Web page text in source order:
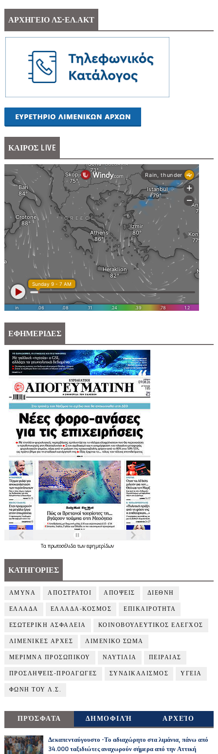
ΑΡΧΗΓΕΙΟ ΛΣ-ΕΛ.ΑΚΤ
ΚΑΙΡΟΣ LIVE
ΕΦΗΜΕΡΙΔΕΣ
Τα πρωτοσέλιδατων εφημερίδων
ΚΑΤΗΓΟΡΙΕΣ
ΑΜΥΝΑ ΑΠΟΣΤΡΑΤΟΙ ΑΠΟΨΕΙΣ ΔΙΕΘΝΗ
ΕΛΛΑΔΑ ΕΛΛΑΔΑ-ΚΟΣΜΟΣ ΕΠΙΚΑΙΡΟΤΗΤΑ
ΕΣΩΤΕΡΙΚΗ ΑΣΦΑΛΕΙΑ ΚΟΙΝΟΒΟΥΛΕΥΤΙΚΟΣ ΕΛΕΓΧΟΣ
ΛΙΜΕΝΙΚΕΣ ΑΡΧΕΣ ΛΙΜΕΝΙΚΟ ΣΩΜΑ
ΜΕΡΙΜΝΑ ΠΡΟΣΩΠΙΚΟΥ ΝΑΥΤΙΛΙΑ ΠΕΙΡΑΙΑΣ
ΠΡΟΣΛΗΨΕΙΣ-ΠΡΟΑΓΩΓΕΣ ΣΥΝΔΙΚΑΛΙΣΜΟΣ ΥΓΕΙΑ
ΦΩΝΗ ΤΟΥ Λ.Σ.
ΠΡΌΣΦΑΤΑ ΔΗΜΟΦΙΛΉ ΑΡΧΕΊΟ
Δεκαπενταύγουστο -Το αδιαχώρητο στα λιμάνια, πάνω από
34.000 ταξιδιώτες αναχωρούν σήμερα από την Αττική